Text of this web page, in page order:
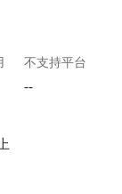
不支持平台
--